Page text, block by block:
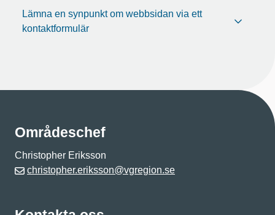
Lämna en synpunkt om webbsidan via ett
kontaktformulär
Områdeschef
Christopher Eriksson
christopher.eriksson@vgregion.se